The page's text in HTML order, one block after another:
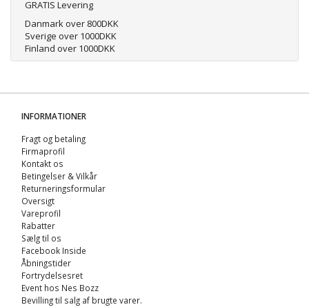
GRATIS Levering
Danmark over 800DKK
Sverige over 1000DKK
Finland over 1000DKK
INFORMATIONER
Fragt og betaling
Firmaprofil
Kontakt os
Betingelser & Vilkår
Returneringsformular
Oversigt
Vareprofil
Rabatter
Sælg til os
Facebook Inside
Åbningstider
Fortrydelsesret
Event hos Nes Bozz
Bevilling til salg af brugte varer.